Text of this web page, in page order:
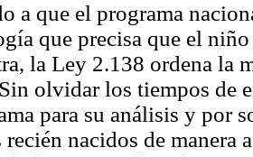
a que el programa
que precisa que el
la Ley 2.138 ordena la
olvidar los tiempos de
para su análisis y por
recién nacidos de manera